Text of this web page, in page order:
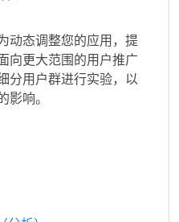
动态调整您的应用，提
向更大范围的用户推广
分用户群进行实验，以